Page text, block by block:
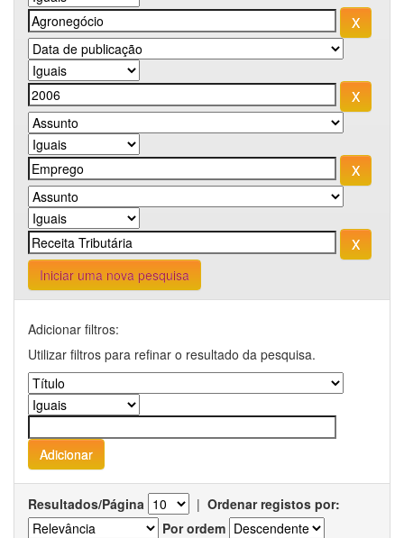
Iniciar uma nova pesquisa
Adicionar filtros:
Utilizar filtros para refinar o resultado da pesquisa.
Resultados/Página | Ordenar registos por:
Por ordem